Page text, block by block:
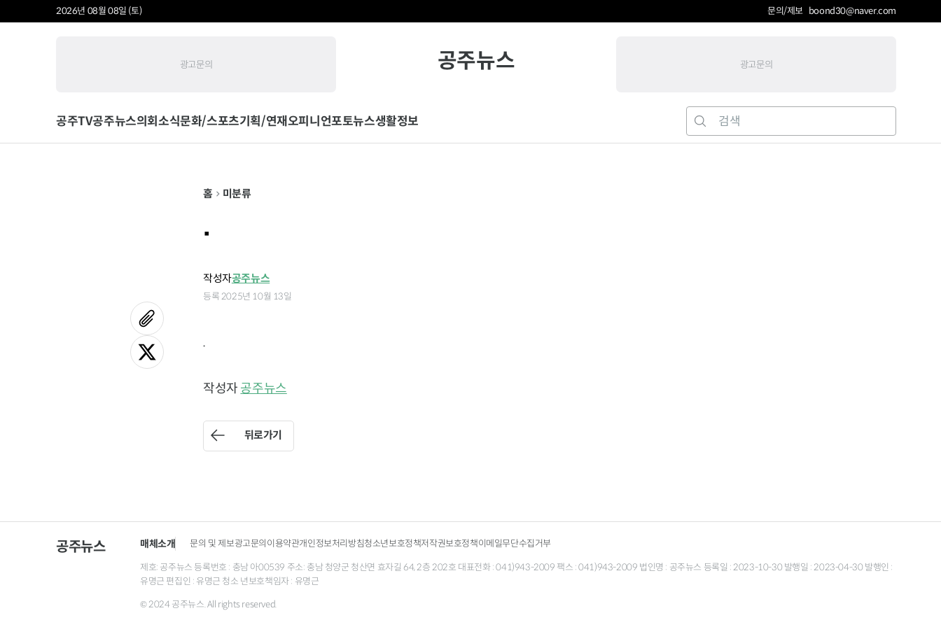
2026년 08월 08일 (토) 문의/제보 boond30@naver.com
광고문의 공주뉴스 광고문의
공주TV공주뉴스의회소식문화/스포츠기획/연재오피니언포토뉴스생활정보
홈 미분류
.
작성자공주뉴스
등록 2025년 10월 13일
.
작성자 공주뉴스
뒤로가기
공주뉴스 매체소개 문의 및 제보광고문의이용약관개인정보처리방침청소년보호정책저작권보호정책이메일무단수집거부
제호: 공주뉴스 등록번호 : 충남 아00539 주소: 충남 청양군 청산면 효자길 64, 2층 202호 대표전화 : 041)943-2009 팩스 : 041)943-2009 법인명 : 공주뉴스 등록일 : 2023-10-30 발행일 : 2023-04-30 발행인 :
유명근 편집인 : 유명근 청소 년보호책임자 : 유명근
© 2024 공주뉴스. All rights reserved.